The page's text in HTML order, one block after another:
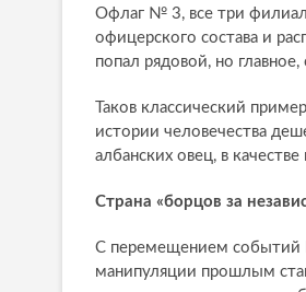
Офлаг № 3, все три
офицерского состава и
попал рядовой, но
Таков классический
истории человечества
албанских овец, в
Страна «борцов за
С перемещением событий
манипуляции прошлым